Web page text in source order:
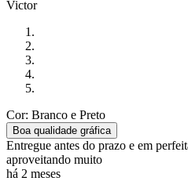
Victor
Cor: Branco e Preto
Boa qualidade gráfica
Entregue antes do prazo e em
aproveitando muito
há 2 meses